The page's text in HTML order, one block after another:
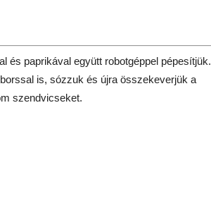
és paprikával együtt robotgéppel pépesítjük.
is, sózzuk és újra összekeverjük a
szendvicseket.